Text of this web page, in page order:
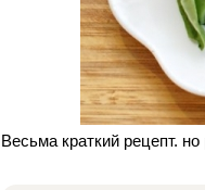
Весьма краткий рецепт.